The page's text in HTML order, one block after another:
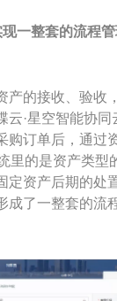
现一整套的流程
产的接收、验收
云·星空智能协
购订单后，通过
里的是资产类型
定资产后期的处
成了一整套的流程